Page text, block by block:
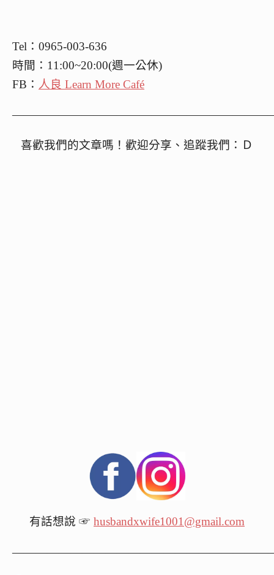
Tel：0965-003-636
時間：11:00~20:00(週一公休)
FB： 人良 Learn More Café
喜歡我們的文章嗎！歡迎分享、追蹤我們：Ｄ
有話想說 ☞ husbandxwife1001@gmail.com